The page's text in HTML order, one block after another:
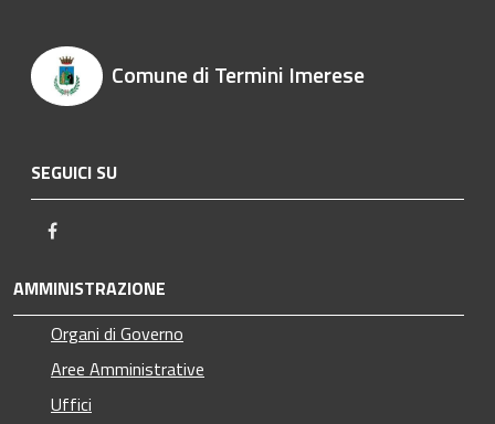
Comune di Termini Imerese
SEGUICI SU
AMMINISTRAZIONE
Organi di Governo
Aree Amministrative
Uffici